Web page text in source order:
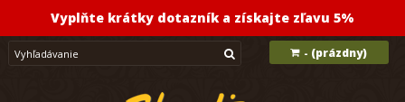
Vyplňte krátky dotazník a získajte zľavu 5%
- (prázdny)